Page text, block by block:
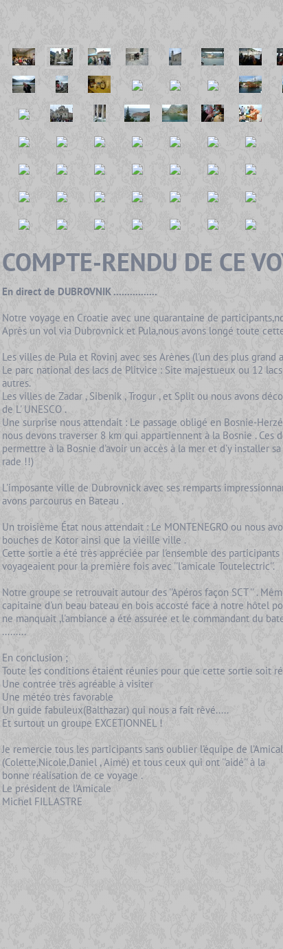
COMPTE-RENDU DE CE
En direct de DUBROVNIK ................
Notre voyage en Croatie avec une quarantaine de
Après un vol via Dubrovnick et Pula,nous avons longé toute
Les villes de Pula et Rovinj avec ses Arènes (l'un des plus
Le parc national des lacs de Plitvice : Site majestueux ou 12
autres.
Les villes de Zadar , Sibenik , Trogur , et Split ou nous avons
de L' UNESCO .
Une surprise nous attendait : Le passage obligé en Bosnie-
nous devons traverser 8 km qui appartiennent à la Bosnie .
permettre à la Bosnie d'avoir un accès à la mer et d'y installer
rade !!)
L'imposante ville de Dubrovnick avec ses remparts
avons parcourus en Bateau .
Un troisième État nous attendait : Le MONTENEGRO ou nous
bouches de Kotor ainsi que la vieille ville .
Cette sortie a été très appréciée par l'ensemble des
voyageaient pour la première fois avec ''l'amicale Toutelectric''.
Notre groupe se retrouvait autour des ''Apéros façon SCT '' .
capitaine d'un beau bateau en bois accosté face à notre hôtel
ne manquait ,l'ambiance a été assurée et le commandant du
.........
En conclusion ;
Toute les conditions étaient réunies pour que cette sortie soit
Une contrée très agréable à visiter
Une météo très favorable
Un guide fabuleux(Balthazar) qui nous a fait rêvé.....
Et surtout un groupe EXCETIONNEL !
Je remercie tous les participants sans oublier l'équipe de
(Colette,Nicole,Daniel , Aimé) et tous ceux qui ont ''aidé'' à la
bonne réalisation de ce voyage .
Le président de l'Amicale
Michel FILLASTRE